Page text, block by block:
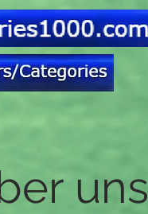
uns